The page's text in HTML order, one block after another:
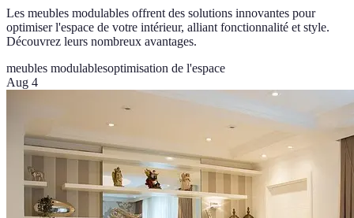
Les meubles modulables offrent des solutions innovantes pour
optimiser l'espace de votre intérieur, alliant fonctionnalité et style.
Découvrez leurs nombreux avantages.
meubles modulablesoptimisation de l'espace
Aug 4